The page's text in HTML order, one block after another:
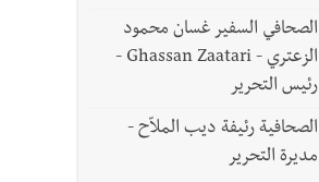
الصحافي السفير غسان محمود
الزعتري - Ghassan Zaatari -
رئيس التحرير
الصحافية رئيفة ديب الملاّح -
مديرة التحرير